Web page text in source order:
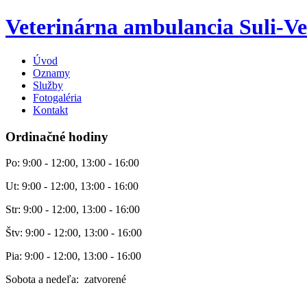
Veterinárna ambulancia Suli-
Úvod
Oznamy
Služby
Fotogaléria
Kontakt
Ordinačné hodiny
Po: 9:00 - 12:00, 13:00 - 16:00
Ut: 9:00 - 12:00, 13:00 - 16:00
Str: 9:00 - 12:00, 13:00 - 16:00
Štv: 9:00 - 12:00, 13:00 - 16:00
Pia: 9:00 - 12:00, 13:00 - 16:00
Sobota a nedeľa: zatvorené